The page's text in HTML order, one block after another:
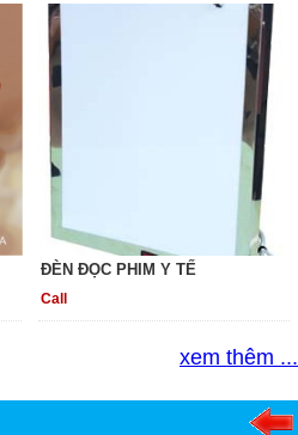
ĐÈN ĐỌC PHIM Y TẾ
Call
xem thêm ...